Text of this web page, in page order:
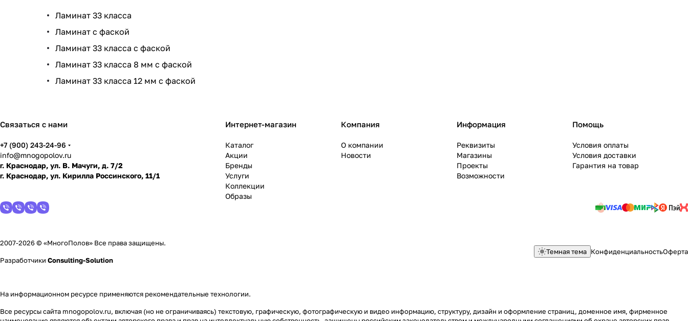
Ламинат 33 класса
Ламинат с фаской
Ламинат 33 класса с фаской
Ламинат 33 класса 8 мм с фаской
Ламинат 33 класса 12 мм с фаской
Связаться с нами
+7 (900) 243-24-96
info@mnogopolov.ru
г. Краснодар, ул. В. Мачуги, д. 7/2
г. Краснодар, ул. Кирилла Россинского, 11/1
Интернет-магазин
Каталог
Акции
Бренды
Услуги
Коллекции
Образы
Компания
О компании
Новости
Информация
Реквизиты
Магазины
Проекты
Возможности
Помощь
Условия оплаты
Условия доставки
Гарантия на товар
2007-2026 © «МногоПолов» Все права защищены.
Разработчики Consulting-Solution
Темная тема КонфиденциальностьОферта
На информационном ресурсе применяются рекомендательные технологии.
Все ресурсы сайта mnogopolov.ru, включая (но не ограничиваясь) текстовую, графическую, фотографическую и видео информацию, структуру, дизайн и оформление страниц, доменное имя, фирменное